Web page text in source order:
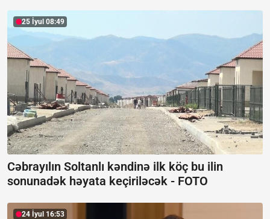
25 İyul 08:49
Cəbrayılın Soltanlı kəndinə ilk köç bu ilin
sonunadək həyata keçiriləcək - FOTO
24 İyul 16:53